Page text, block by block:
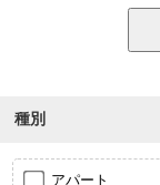
種別
アパート